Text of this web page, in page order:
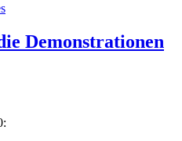
Demonstrationen